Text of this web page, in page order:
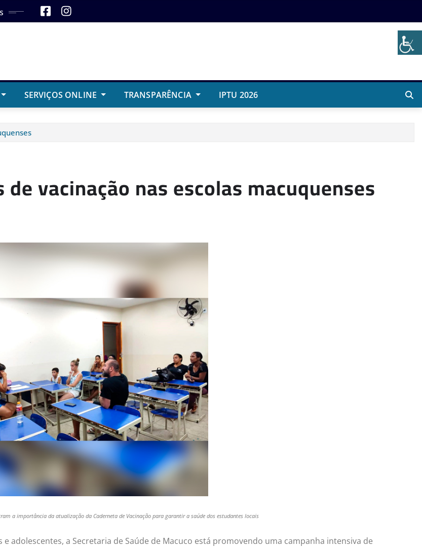
SERVIÇOS ONLINE TRANSPARÊNCIA IPTU 2026
vacinação nas escolas macuquenses
a importância da atualização da Caderneta de Vacinação para garantir a saúde dos estudantes locais
adolescentes, a Secretaria de Saúde de Macuco está promovendo uma campanha intensiva de